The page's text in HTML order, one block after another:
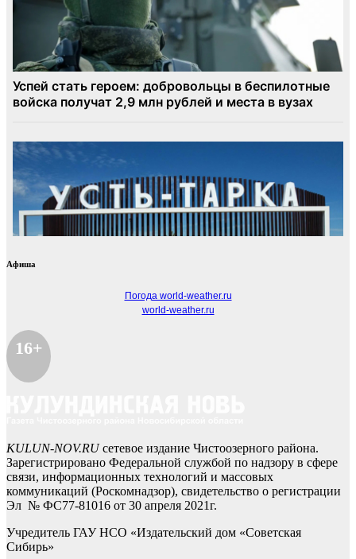
Афиша
Погода world-weather.ru
world-weather.ru
16+
KULUN-NOV.RUсетевое издание Чистоозерного района.
Зарегистрировано Федеральной службой по надзору в сфере
связи, информационных технологий и массовых
коммуникаций (Роскомнадзор), свидетельство о регистрации
Эл № ФС77-81016 от 30 апреля 2021г.
Учредитель ГАУ НСО «Издательский дом «Советская
Сибирь»